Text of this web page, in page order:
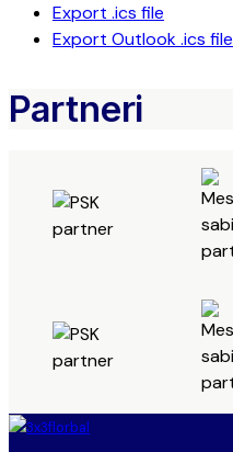
Export .ics file
Export Outlook .ics file
Partneri